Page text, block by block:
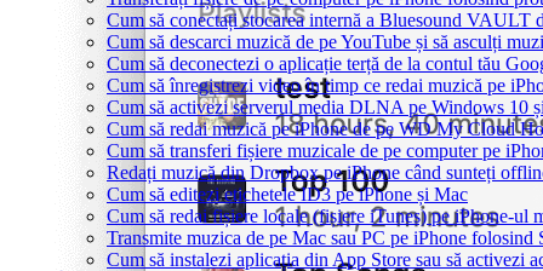
Cum să conectați stocarea internă a Bluesound VAULT
Cum să descarci muzică de pe YouTube și să asculți
Cum să deconectezi o aplicație terță de la contul tău
Cum să înregistrezi video în timp ce redai muzică pe
Cum să activezi serverul media DLNA pe Windows 10
Cum să redai muzică pe iPhone de pe WD My Cloud
Cum să transferi fișiere muzicale de pe computer pe
Redați muzică din Dropbox pe iPhone când sunteți
Cum să editezi etichetele ID3 pe iPhone și Mac
Cum să redai fișiere locale (fișiere iTunes) pe iPhone-ul
Transmite muzica de pe Mac sau PC pe iPhone folosind
Cum să instalezi aplicația din App Store sau să activezi